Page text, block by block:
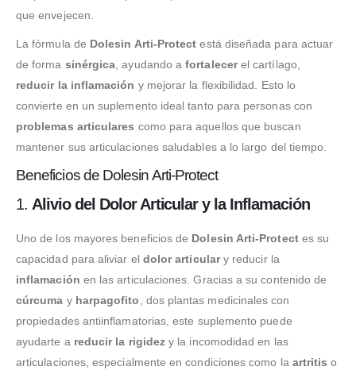
que envejecen.
La fórmula de Dolesin Arti-Protect está diseñada para actuar
de forma sinérgica, ayudando afortalecerel cartílago,
reducir la inflamación y mejorar la flexibilidad. Esto lo
convierte en un suplemento ideal tanto para personas con
problemas articulares como para aquellos que buscan
mantener sus articulaciones saludables a lo largo del tiempo.
Beneficios de Dolesin Arti-Protect
1. Alivio del Dolor Articular y la Inflamación
Uno de los mayores beneficios de Dolesin Arti-Protectes su
capacidad para aliviar el dolor articulary reducir la
inflamación en las articulaciones. Gracias a su contenido de
cúrcuma y harpagofito, dos plantas medicinales con
propiedades antiinflamatorias, este suplemento puede
ayudarte a reducir la rigidez y la incomodidad en las
articulaciones, especialmente en condiciones como la artritis o